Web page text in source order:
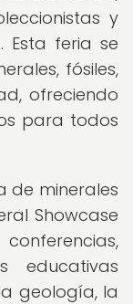
y
Esta feria se
fósiles,
ofreciendo
para todos
de minerales
Showcase
educativas
geología, la